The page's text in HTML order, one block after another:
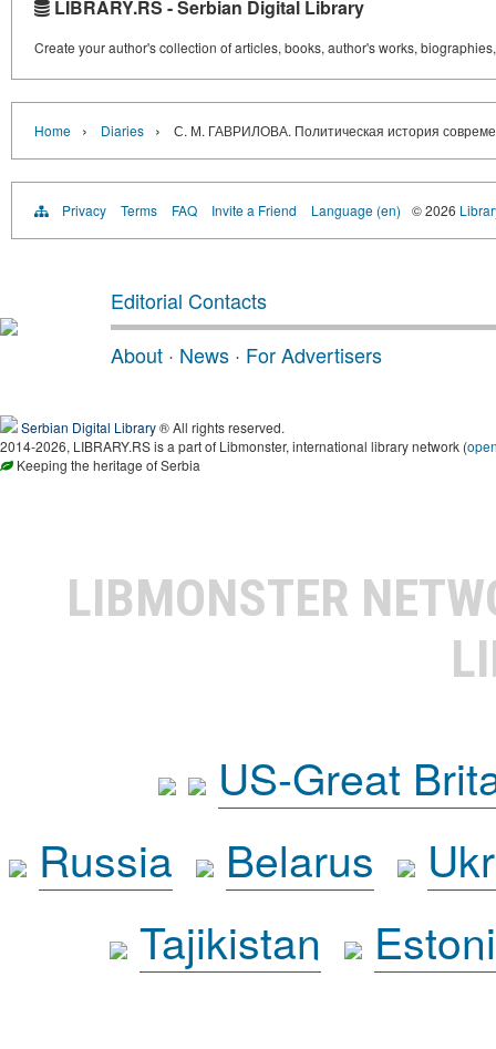
LIBRARY.RS - Serbian Digital Library
Create your author's collection of articles, books, author's works,
Home › Diaries › С. М. ГАВРИЛОВА. Политическая история
Privacy Terms FAQ Invite a Friend Language (en) © 2026
Editorial Contacts
About · News · For Advertisers
Serbian Digital Library® All rights reserved.
2014-2026, LIBRARY.RS is a part of Libmonster, international library network (
Keeping the heritage of Serbia
LIBMONSTER
US-Great
Russia
Belarus
Tajikistan